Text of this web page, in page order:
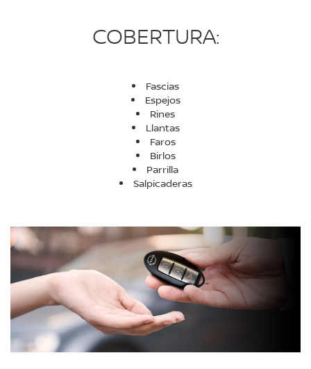
COBERTURA:
Fascias
Espejos
Rines
Llantas
Faros
Birlos
Parrilla
Salpicaderas